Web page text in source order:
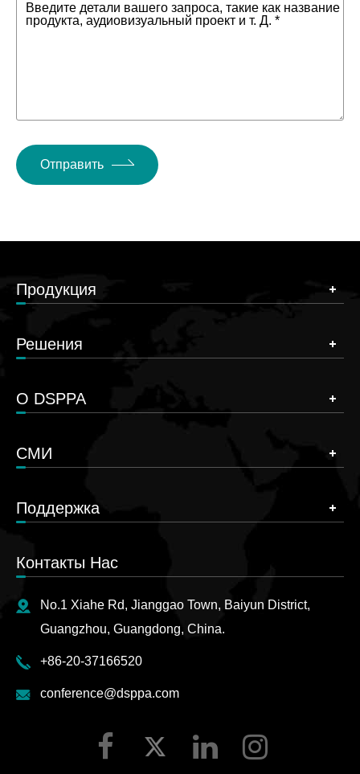
Введите детали вашего запроса, такие как название
продукта, аудиовизуальный проект и т. Д. *
Отправить
Продукция
Решения
О DSPPA
СМИ
Поддержка
Контакты Нас
No.1 Xiahe Rd, Jianggao Town, Baiyun District,
Guangzhou, Guangdong, China.
+86-20-37166520
conference@dsppa.com